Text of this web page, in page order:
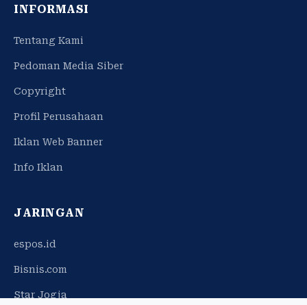
INFORMASI
Tentang Kami
Pedoman Media Siber
Copyright
Profil Perusahaan
Iklan Web Banner
Info Iklan
JARINGAN
espos.id
Bisnis.com
Star Jogja